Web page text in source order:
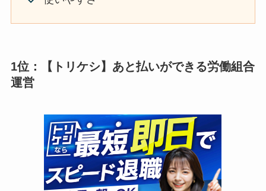
1位：【トリケシ】あと払いができる労働組合
運営